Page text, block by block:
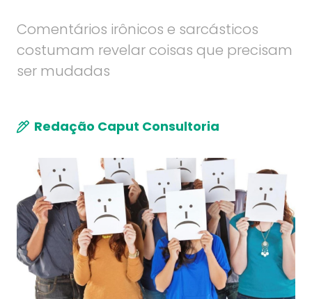
Comentários irônicos e sarcásticos
costumam revelar coisas que precisam
ser mudadas
Redação Caput Consultoria